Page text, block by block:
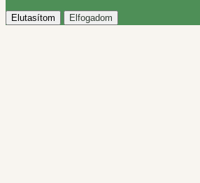
Elutasítom Elfogadom